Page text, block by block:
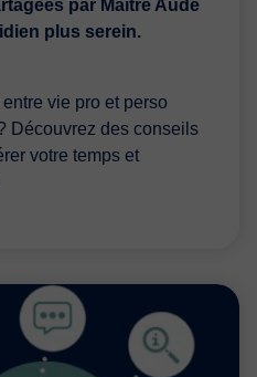
par Maître Aude
plus serein.
vie pro et perso
Découvrez des conseils
votre temps et